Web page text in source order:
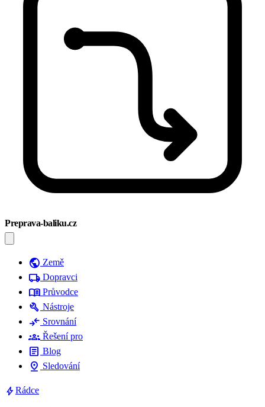
Preprava-baliku.cz
public Země
local_shipping Dopravci
menu_book Průvodce
build Nástroje
compare_arrows Srovnání
groups Řešení pro
article Blog
pin_drop Sledování
boltRádce